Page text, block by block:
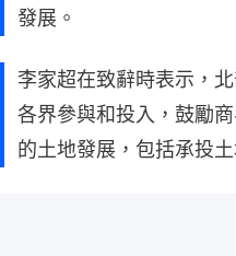
發展。
李家超在致辭時表示，
各界參與和投入，鼓勵
的土地發展，包括承投